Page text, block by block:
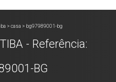
> casa > bg97989001-bg
- Referência:
BG